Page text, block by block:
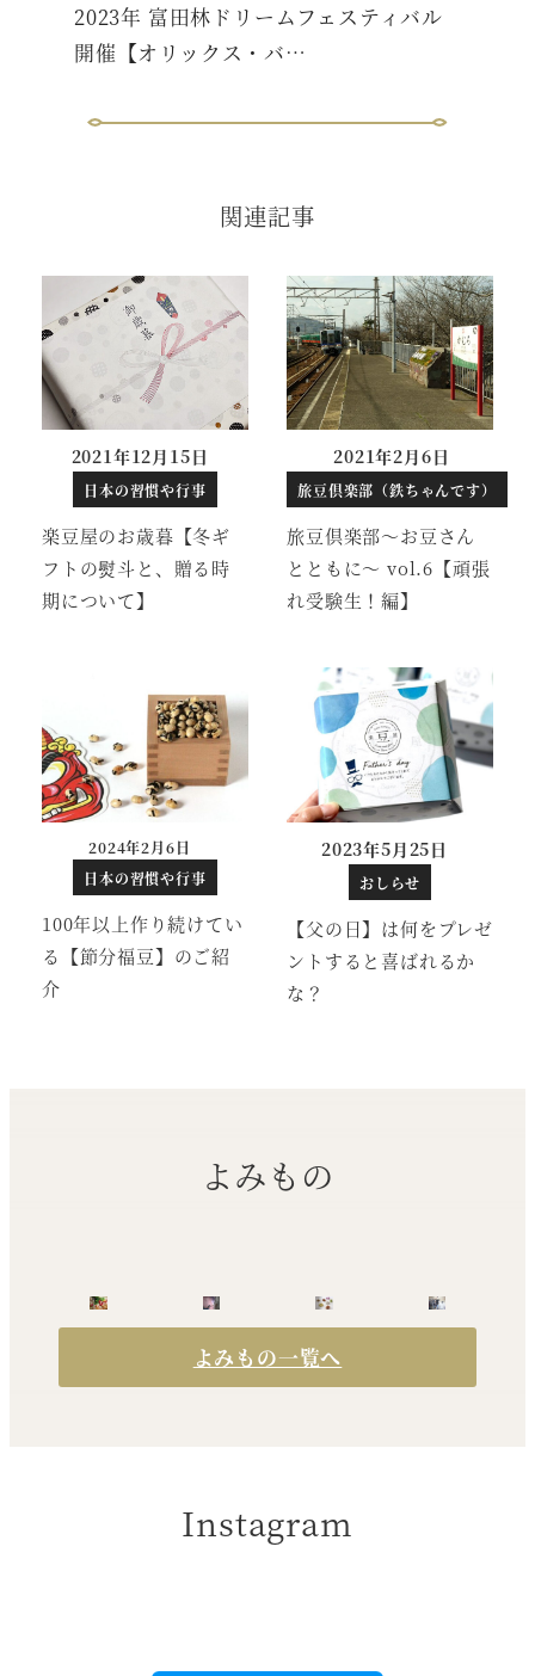
2023年 富田林ドリームフェスティバル
開催【オリックス・バ…
関連記事
楽豆屋のお歳暮【冬ギ
フトの熨斗と、贈る時
期について】
投稿日
2021年12月15日
日本の習慣や行事
旅豆倶楽部～お豆さん
とともに～ vol.6【頑張
れ受験生！編】
投稿日
2021年2月6日
旅豆倶楽部（鉄ちゃんです）
100年以上作り続けてい
る【節分福豆】のご紹
介
2024年2月6日
日本の習慣や行事
【父の日】は何をプレゼ
ントすると喜ばれるか
な？
投稿日
2023年5月25日
おしらせ
よみもの
よみもの一覧へ
Instagram